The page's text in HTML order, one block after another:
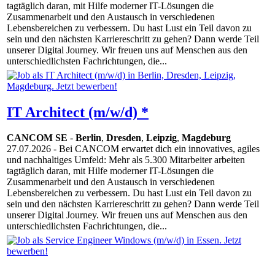
tagtäglich daran, mit Hilfe moderner IT-Lösungen die
Zusammenarbeit und den Austausch in verschiedenen
Lebensbereichen zu verbessern. Du hast Lust ein Teil davon zu
sein und den nächsten Karriereschritt zu gehen? Dann werde Teil
unserer Digital Journey. Wir freuen uns auf Menschen aus den
unterschiedlichsten Fachrichtungen, die...
IT Architect (m/w/d) *
CANCOM SE - Berlin, Dresden, Leipzig, Magdeburg
27.07.2026 - Bei CANCOM erwartet dich ein innovatives, agiles
und nachhaltiges Umfeld: Mehr als 5.300 Mitarbeiter arbeiten
tagtäglich daran, mit Hilfe moderner IT-Lösungen die
Zusammenarbeit und den Austausch in verschiedenen
Lebensbereichen zu verbessern. Du hast Lust ein Teil davon zu
sein und den nächsten Karriereschritt zu gehen? Dann werde Teil
unserer Digital Journey. Wir freuen uns auf Menschen aus den
unterschiedlichsten Fachrichtungen, die...